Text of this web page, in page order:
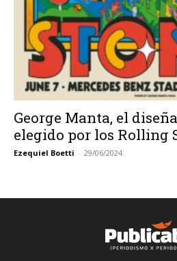
George Manta, el
elegido por los Rolling
Ezequiel Boetti - 29/06/2024